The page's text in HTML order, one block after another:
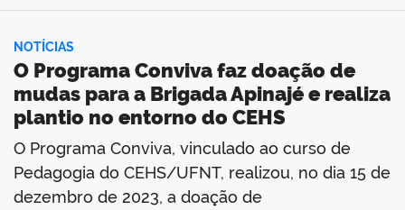
NOTÍCIAS
O Programa Conviva faz doação de
mudas para a Brigada Apinajé e realiza
plantio no entorno do CEHS
O Programa Conviva, vinculado ao curso de
Pedagogia do CEHS/UFNT, realizou, no dia 15 de
dezembro de 2023, a doação de